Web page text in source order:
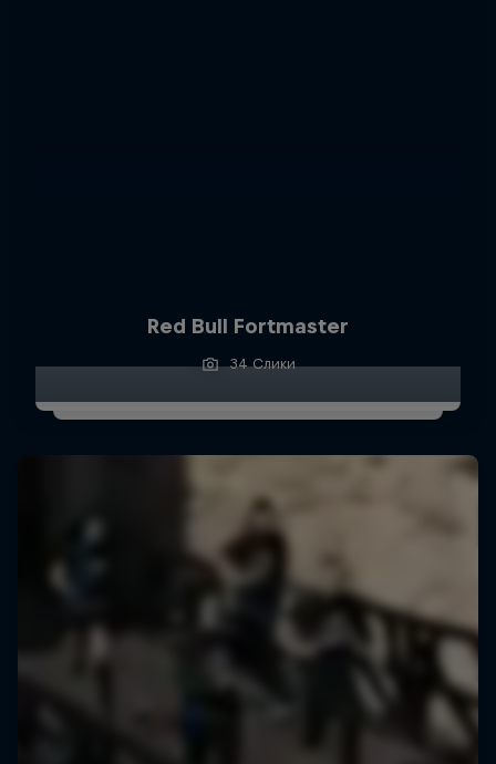
Red Bull Fortmaster
34 Слики